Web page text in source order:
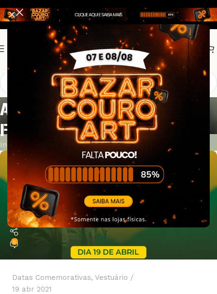
ARQUIVOS DA TAG: BRAÇO
FORTE MÃO AMIGA
Início Posts com a tag "braço forte mão amiga"
CouroArt
0
Datas Comemorativas, Vestuário
19 abr 2021